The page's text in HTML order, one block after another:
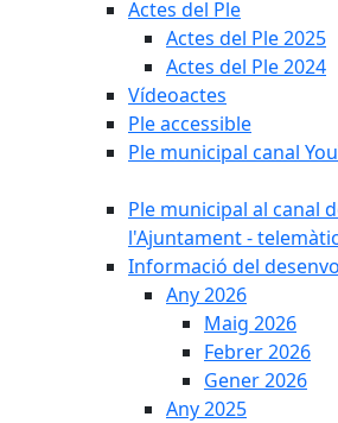
Actes del Ple
Actes del Ple 2025
Actes del Ple 2024
Vídeoactes
Ple accessible
Ple municipal canal
Ple municipal al canal
l'Ajuntament -
Informació del
Any 2026
Maig 2026
Febrer 2026
Gener 2026
Any 2025